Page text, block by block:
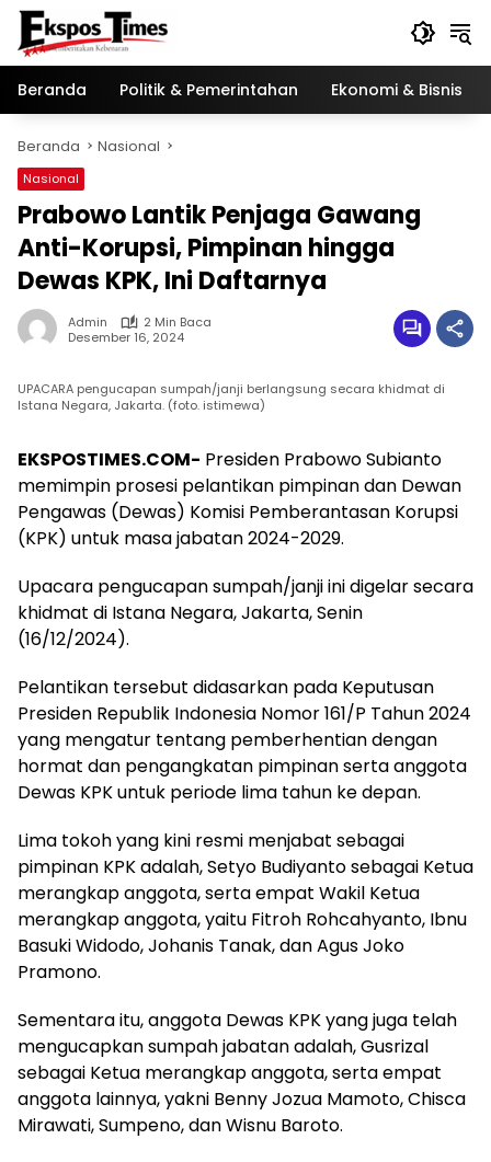
Langsung
konten
Beranda
Politik & Pemerintahan Ekonomi & Bisnis
Beranda Nasional
Nasional
Prabowo Lantik Penjaga Gawang
Anti-Korupsi, Pimpinan hingga
Dewas KPK, Ini Daftarnya
Admin
2 Min Baca
Desember 16, 2024
UPACARA pengucapan sumpah/janji berlangsung secara khidmat di
Istana Negara, Jakarta. (foto. istimewa)
EKSPOSTIMES.COM- Presiden Prabowo Subianto
memimpin prosesi pelantikan pimpinan dan Dewan
Pengawas (Dewas) Komisi Pemberantasan Korupsi
(KPK) untuk masa jabatan 2024-2029.
Upacara pengucapan sumpah/janji ini digelar secara
khidmat di Istana Negara, Jakarta, Senin
(16/12/2024).
Pelantikan tersebut didasarkan pada Keputusan
Presiden Republik Indonesia Nomor 161/P Tahun 2024
yang mengatur tentang pemberhentian dengan
hormat dan pengangkatan pimpinan serta anggota
Dewas KPK untuk periode lima tahun ke depan.
Lima tokoh yang kini resmi menjabat sebagai
pimpinan KPK adalah, Setyo Budiyanto sebagai Ketua
merangkap anggota, serta empat Wakil Ketua
merangkap anggota, yaitu Fitroh Rohcahyanto, Ibnu
Basuki Widodo, Johanis Tanak, dan Agus Joko
Pramono.
Sementara itu, anggota Dewas KPK yang juga telah
mengucapkan sumpah jabatan adalah, Gusrizal
sebagai Ketua merangkap anggota, serta empat
anggota lainnya, yakni Benny Jozua Mamoto, Chisca
Mirawati, Sumpeno, dan Wisnu Baroto.